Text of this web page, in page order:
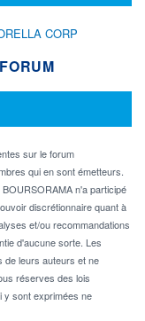
CORP
sur le forum
qui en sont émetteurs.
n'a participé
discrétionnaire quant à
et/ou recommandations
d'aucune sorte. Les
de leurs auteurs et ne
réserves des lois
y sont exprimées ne